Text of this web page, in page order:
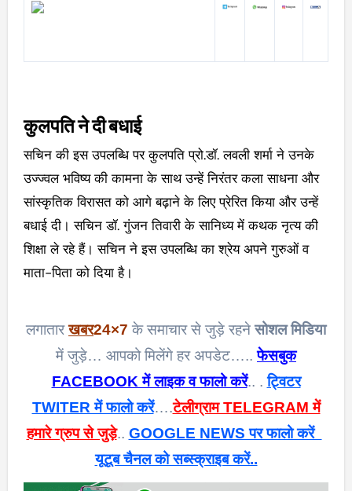
कुलपति ने दी बधाई
सचिन की इस उपलब्धि पर कुलपति प्रो.डॉ. लवली शर्मा ने उनके
उज्ज्वल भविष्य की कामना के साथ उन्हें निरंतर कला साधना और
सांस्कृतिक विरासत को आगे बढ़ाने के लिए प्रेरित किया और उन्हें
बधाई दी। सचिन डॉ. गुंजन तिवारी के सानिध्य में कथक नृत्य की
शिक्षा ले रहे हैं। सचिन ने इस उपलब्धि का श्रेय अपने गुरुओं व
माता-पिता को दिया है।
लगातारखबर24×7 के समाचार से जुड़े रहनेसोशल मिडिया
में जुड़े… आपको मिलेंगे हर अपडेट…..फेसबुक
FACEBOOK में लाइक व फालो करें.. .ट्विटर
TWITER में फालो करें….टेलीग्राम TELEGRAM में
हमारे ग्रुप से जुड़े.. GOOGLE NEWS पर फालो करें
यूटूब चैनल को सब्स्क्राइब करें..